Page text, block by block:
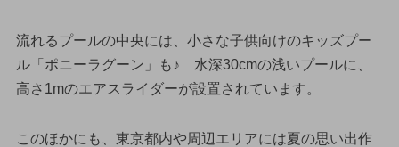
流れるプールの中央には、小さな子供向けのキッズプー
ル「ポニーラグーン」も♪ 水深30cmの浅いプールに、
高さ1mのエアスライダーが設置されています。
このほかにも、東京都内や周辺エリアには夏の思い出作